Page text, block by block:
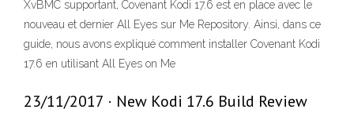
XvBMC supportant, Covenant Kodi 17.6 est en place avec le
nouveau et dernier All Eyes sur Me Repository. Ainsi, dans ce
guide, nous avons expliqué comment installer Covenant Kodi
17.6 en utilisant All Eyes on Me
23/11/2017 · New Kodi 17.6 Build Review